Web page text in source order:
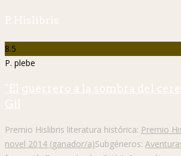
P. Hislibris
8.5
P. plebe
"El guerrero a la sombra del
Gil
Premio Hislibris literatura histórica: Premio
novel 2014 (ganador/a)Subgéneros: